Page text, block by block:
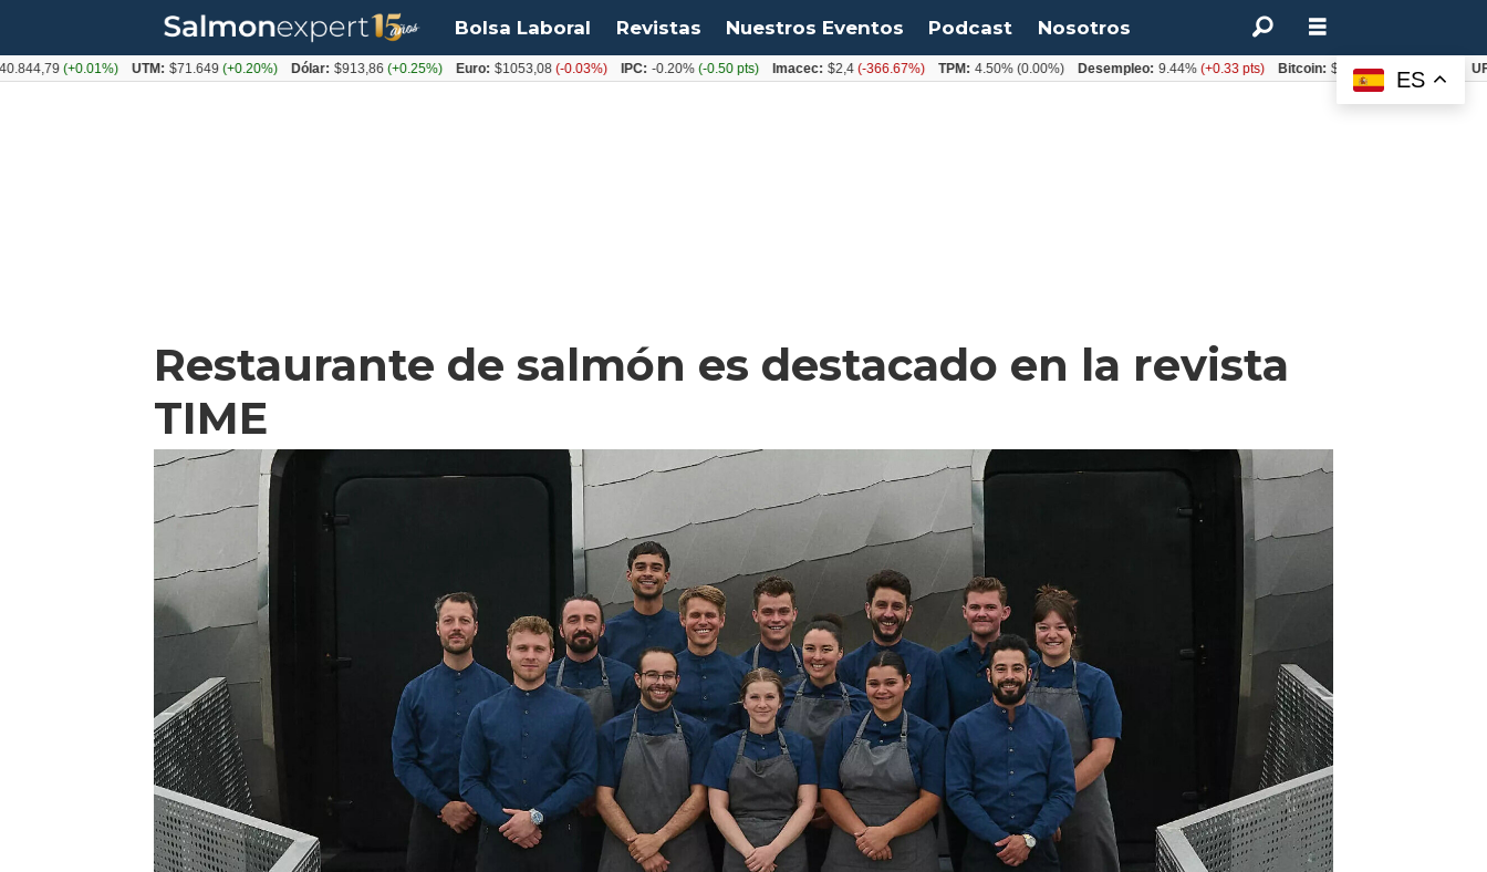
Bolsa Laboral Revistas Nuestros Eventos Podcast Nosotros
Restaurante de salmón es destacado en la revista
TIME
ES
(+0.01%) UTM: $71.649(+0.20%) Dólar: $913,86(+0.25%) Euro: $1053,08(-0.03%) IPC: -0.20%(-0.50 pts) Imacec: $2,4(-366.67%) TPM: 4.50% (0.00%) Desempleo: 9.44% (+0.33 pts) Bitcoin: $64.600,08(+2.93%)